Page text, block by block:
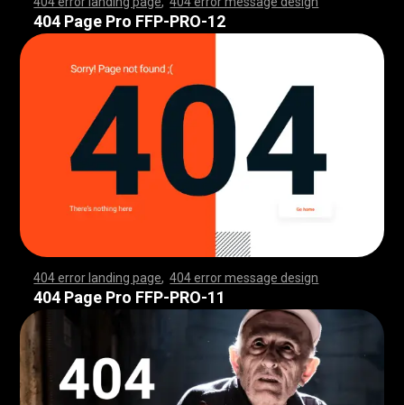
,,,,,,,,,,,,,,,,,,,,,,,, ,,,,,,,,,,,,,,,,,,,,,,,,,,,,
,,,,,,,,,,,,,,,,,,,,,,,, ,,,,,,,,,,,,,,,,,,,,,,,,,,,,
,,,,,,,,,,,,,,,,,,,,,,,, ,,,,,,,,,,,,,,,,,,,,,,,,,,,,
,,,,,,,,,,,,,,,,,,,,,,,, ,,,,,,,,,,,,,,,,,,,,,,,,,,,,
,,,,,,,,,,,,,,,,,,,,,,,, ,,,,,,,,,,,,,,,,,,,,,,,,,,,,
,,,,,,,,,,,,,,,,,,,,,,,, ,,,,,,,,,,,,,,,,,,,,,,,,,,,,
,,,,,,,,,,,,,,,,,,,,,,,, ,,,,,,,,,,,,,,,,,,,,,,,,,,,,
,,,,,,,,,,,,,,,,,,,,,,,, ,,,,,,,,,,,,,,,,,,,,,,,,,,,,
404 Page Pro FFP-PRO-12
404 error landing page ,404 error message design
,,,,,,,,,,,,,,,,,,,,,,,, ,,,,,,,,,,,,,,,,,,,,,,,,,,,,
,,,,,,,,,,,,,,,,,,,,,,,, ,,,,,,,,,,,,,,,,,,,,,,,,,,,,
,,,,,,,,,,,,,,,,,,,,,,,, ,,,,,,,,,,,,,,,,,,,,,,,,,,,,
,,,,,,,,,,,,,,,,,,,,,,,, ,,,,,,,,,,,,,,,,,,,,,,,,,,,,
,,,,,,,,,,,,,,,,,,,,,,,, ,,,,,,,,,,,,,,,,,,,,,,,,,,,,
,,,,,,,,,,,,,,,,,,,,,,,, ,,,,,,,,,,,,,,,,,,,,,,,,,,,,
,,,,,,,,,,,,,,,,,,,,,,,, ,,,,,,,,,,,,,,,,,,,,,,,,,,,,
,,,,,,,,,,,,,,,,,,,,,,,, ,,,,,,,,,,,,,,,,,,,,,,,,,,,,
404 Page Pro FFP-PRO-11